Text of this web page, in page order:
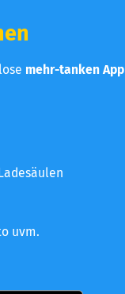
mehr-tanken App
uvm.